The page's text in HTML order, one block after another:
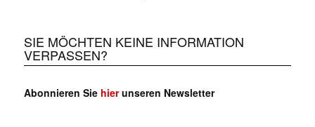
SIE MÖCHTEN KEINE INFORMATION
VERPASSEN?
Abonnieren Sie hierunseren Newsletter